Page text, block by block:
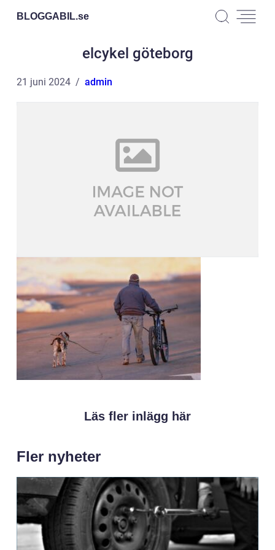
BLOGGABIL.se
elcykel göteborg
21 juni 2024 admin
Läs fler inlägg här
Fler nyheter